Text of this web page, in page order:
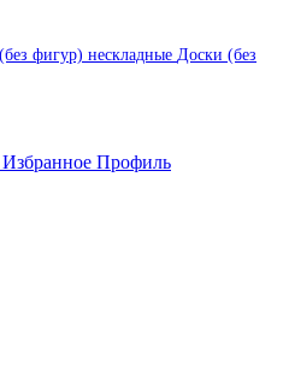
фигур) нескладные Доски (без
Избранное Профиль